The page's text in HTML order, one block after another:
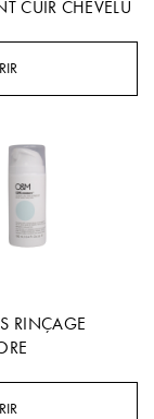
CUIR CHEVELU
RINÇAGE